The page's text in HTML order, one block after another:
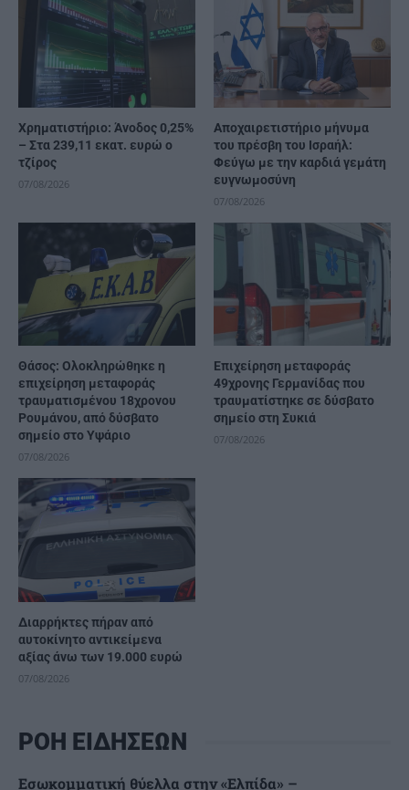
Χρηματιστήριο: Άνοδος 0,25%
– Στα 239,11 εκατ. ευρώ ο
τζίρος
07/08/2026
Αποχαιρετιστήριο μήνυμα
του πρέσβη του Ισραήλ:
Φεύγω με την καρδιά γεμάτη
ευγνωμοσύνη
07/08/2026
Θάσος: Ολοκληρώθηκε η
επιχείρηση μεταφοράς
τραυματισμένου 18χρονου
Ρουμάνου, από δύσβατο
σημείο στο Υψάριο
07/08/2026
Επιχείρηση μεταφοράς
49χρονης Γερμανίδας που
τραυματίστηκε σε δύσβατο
σημείο στη Συκιά
07/08/2026
Διαρρήκτες πήραν από
αυτοκίνητο αντικείμενα
αξίας άνω των 19.000 ευρώ
07/08/2026
ΡΟΗ ΕΙΔΗΣΕΩΝ
Εσωκομματική θύελλα στην «Ελπίδα» –